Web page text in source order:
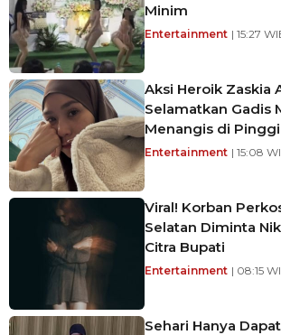
Minim
Entertainment | 15:27
Aksi Heroik Zaskia
Selamatkan Gadis
Menangis di
Entertainment | 15:08
Viral! Korban
Selatan Diminta
Citra Bupati
Entertainment | 08:15
Sehari Hanya